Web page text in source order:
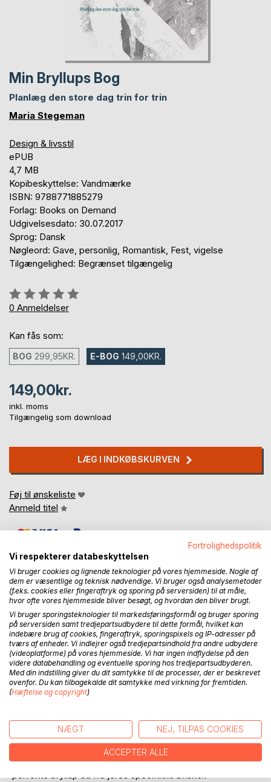
Min Bryllups Bog
Planlæg den store dag trin for trin
Maria Stegeman
Design & livsstil
ePUB
4,7 MB
Kopibeskyttelse: Vandmærke
ISBN: 9788771885279
Forlag: Books on Demand
Udgivelsesdato: 30.07.2017
Sprog: Dansk
Nøgleord: Gave, personlig, Romantisk, Fest, vigelse
Tilgængelighed: Begrænset tilgængelig
Anmeldelse::
0%
0 Anmeldelser
Kan fås som:
BOG 299,95KR. E-BOG 149,00KR.
149,00kr.
inkl. moms
Tilgængelig som download
LÆG I INDKØBSKURVEN
Føj til ønskeliste
Anmeld titel
BESKRIVELSE
Sådan blir jeres drømme bryllup til virkelighed!
At fejre bryllup er et af jeres livs største begivenheder, så
drømme brylluppet skal selvfølgelig være helt perfekt.
I denne bog får I inspiration og ideér til hvordan i kan
natten og bekymre jer om alle detaljerne.
Bogen fokuserer på at give jer en god start til
planlægningen af den store dag, som vil resultere i det
perfekte bryllup ud fra jeres specifikke ønsker.
Fortrolighedspolitik
Vi respekterer databeskyttelsen
Vi bruger cookies og lignende teknologier på vores hjemmeside. Nogle af
dem er væsentlige og teknisk nødvendige. Vi bruger også analysemetoder
(f.eks. cookies eller fingeraftryk og sporing på serversiden) til at måle,
hvor ofte vores hjemmeside bliver besøgt, og hvordan den bliver brugt.
Vi bruger sporingsteknologier til markedsføringsformål og bruger sporing
på serversiden samt tredjepartsudbydere til dette formål, hvilket kan
indebære brug af cookies, fingeraftryk, sporingspixels og IP-adresser på
tværs af enheder. Vi indlejrer også tredjepartsindhold fra andre udbydere
(videoplatforme) på vores hjemmeside. Vi har ingen indflydelse på den
videre databehandling og eventuelle sporing hos tredjepartsudbyderen.
Med din indstilling giver du dit samtykke til de processer, der er beskrevet
ovenfor. Du kan tilbagekalde dit samtykke med virkning for fremtiden.
(Hæftelse og copyright)
NÆGT NEJ, TILPAS COOKIES
ACCEPTER ALLE